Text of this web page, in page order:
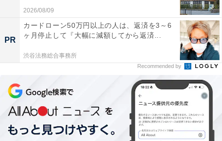
2026/08/09
PR
カードローン50万円以上の人は、返済を3～6
ヶ月停止して『大幅に減額してから返済...
渋谷法務総合事務所
Recommended by